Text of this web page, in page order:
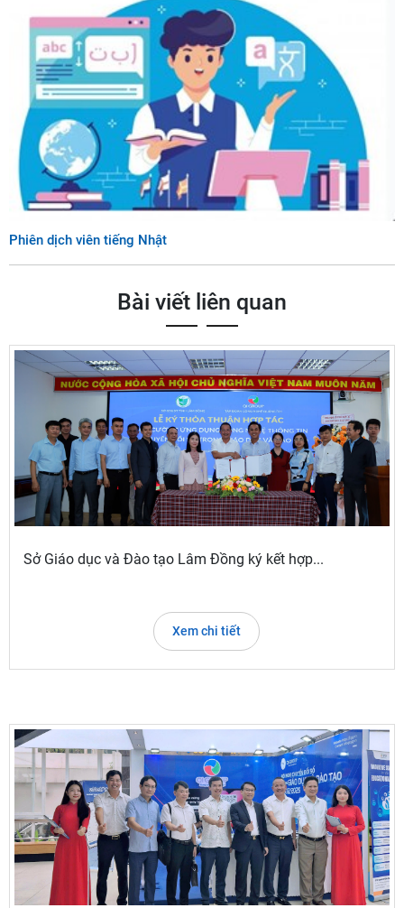
Phiên dịch viên tiếng Nhật
Bài viết liên quan
Sở Giáo dục và Đào tạo Lâm Đồng ký kết hợp...
Xem chi tiết